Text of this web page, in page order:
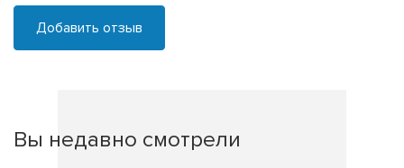
Добавить отзыв
Вы недавно смотрели